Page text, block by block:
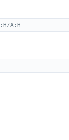
A:H